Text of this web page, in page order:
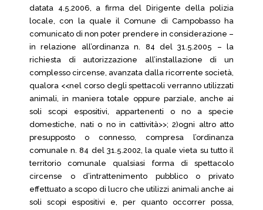
datata 4.5.2006, a firma del Dirigente della polizia
locale, con la quale il Comune di Campobasso ha
comunicato di non poter prendere in considerazione –
in relazione all’ordinanza n. 84 del 31.5.2005 – la
richiesta di autorizzazione all’installazione di un
complesso circense, avanzata dalla ricorrente società,
qualora <<nel corso degli spettacoli verranno utilizzati
animali, in maniera totale oppure parziale, anche ai
soli scopi espositivi, appartenenti o no a specie
domestiche, nati o no in cattività>>; 2)ogni altro atto
presupposto o connesso, compresa l’ordinanza
comunale n. 84 del 31.5.2002, la quale vieta su tutto il
territorio comunale qualsiasi forma di spettacolo
circense o d’intrattenimento pubblico o privato
effettuato a scopo di lucro che utilizzi animali anche ai
soli scopi espositivi e, per quanto occorrer possa,